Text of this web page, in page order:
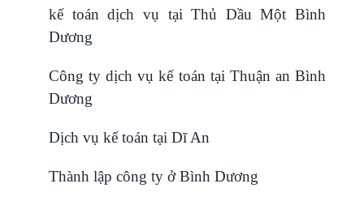
kế toán dịch vụ tại Thủ Dầu Một Bình
Dương
Công ty dịch vụ kế toán tại Thuận an Bình
Dương
Dịch vụ kế toán tại Dĩ An
Thành lập công ty ở Bình Dương